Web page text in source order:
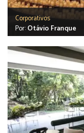
Corporativos
Por:Otávio Franque